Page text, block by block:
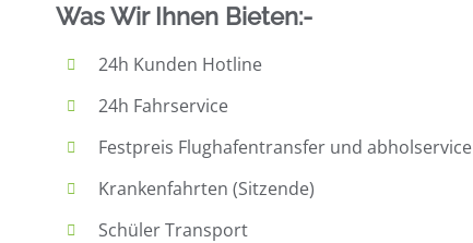
Was Wir Ihnen Bieten:-
24h Kunden Hotline
24h Fahrservice
Festpreis Flughafentransfer und abholservice
Krankenfahrten (Sitzende)
Schüler Transport